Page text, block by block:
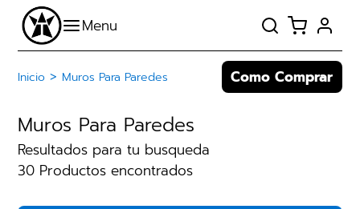
Inicio > Muros Para Paredes Como Comprar
Muros Para Paredes
Resultados para tu busqueda
30 Productos encontrados